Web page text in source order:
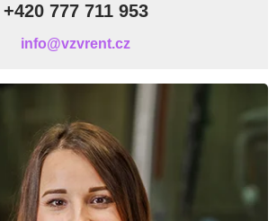
+420 777 711 953
info@vzvrent.cz